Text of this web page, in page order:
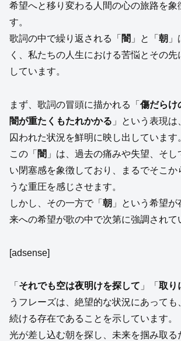
希望へと移り変わる人間の心の旅路を象
す。
歌詞の中で繰り返される「 闇 」と「 朝
く、私たちの人生における苦悩とその
しています。
まず、歌詞の冒頭に描かれる「 傷だらけ
闇が重たくもたれかかる 」という表現
囚われた状況を鮮明に映し出しています
この「 闇 」は、過去の痛みや失望、そ
い閉塞感を象徴しており、まるでそこか
うな重圧を感じさせます。
しかし、その一方で「 朝 」という希望
来への希望が歌の中で次第に強調されて
[adsense]
「 それでも空は夜明けを探して 」「 取り
うフレーズは、絶望的な状況にあっても
続ける存在であることを示しています。
光が差し込む朝を探し、未来を掴み取る